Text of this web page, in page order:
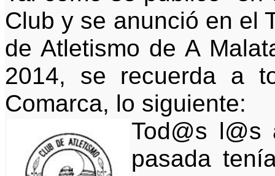
Club y se anunció en el
de Atletismo de A
2014, se recuerda a
Comarca, lo siguiente:
Tod@s l@s
pasada